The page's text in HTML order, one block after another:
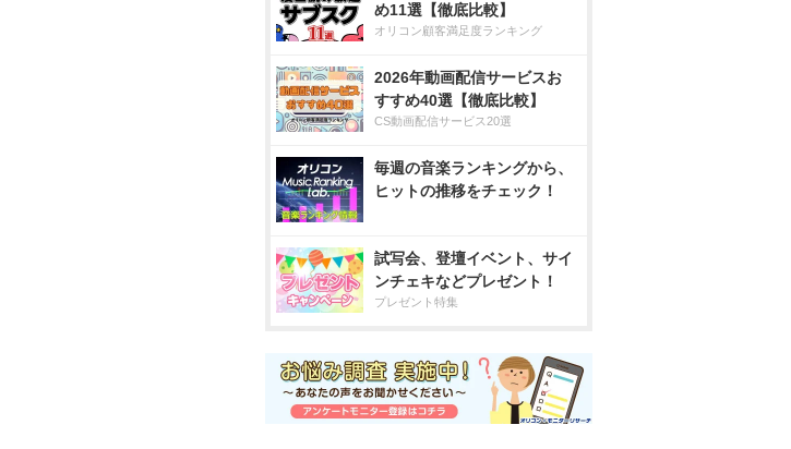
め11選【徹底比較】
オリコン顧客満足度ランキング
2026年動画配信サービスお
すすめ40選【徹底比較】
CS動画配信サービス20選
毎週の音楽ランキングから、
ヒットの推移をチェック！
試写会、登壇イベント、サイ
ンチェキなどプレゼント！
プレゼント特集